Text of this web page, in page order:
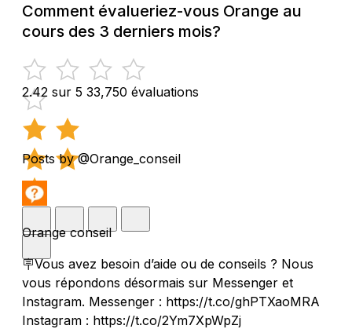
Comment évalueriez-vous Orange au
cours des 3 derniers mois?
2.42 sur 5 33,750 évaluations
Posts by @Orange_conseil
Orange conseil
🪧Vous avez besoin d’aide ou de conseils ? Nous
vous répondons désormais sur Messenger et
Instagram. Messenger : https://t.co/ghPTXaoMRA
Instagram : https://t.co/2Ym7XpWpZj